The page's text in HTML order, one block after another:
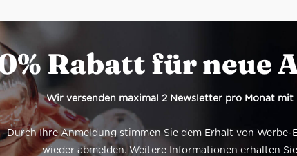
Rabatt für neue
Wir versenden maximal 2 Newsletter pro Monat
Durch Ihre Anmeldung stimmen Sie dem Erhalt von Werbe-
wieder abmelden. Weitere Informationen erhalten